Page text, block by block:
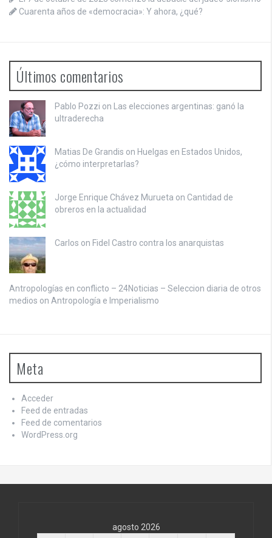
Cuarenta años de «democracia»: Y ahora, ¿qué?
Últimos comentarios
Pablo Pozzi on Las elecciones argentinas: ganó la
ultraderecha
Matias De Grandis on Huelgas en Estados Unidos,
¿cómo interpretarlas?
Jorge Enrique Chávez Murueta on Cantidad de
obreros en la actualidad
Carlos on Fidel Castro contra los anarquistas
Antropologías en conflicto – 24Noticias – Seleccion diaria de otros
medios on Antropología e Imperialismo
Meta
Acceder
Feed de entradas
Feed de comentarios
WordPress.org
agosto 2026